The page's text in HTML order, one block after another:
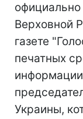
официально
Верховной
газете
печатных
Украины,